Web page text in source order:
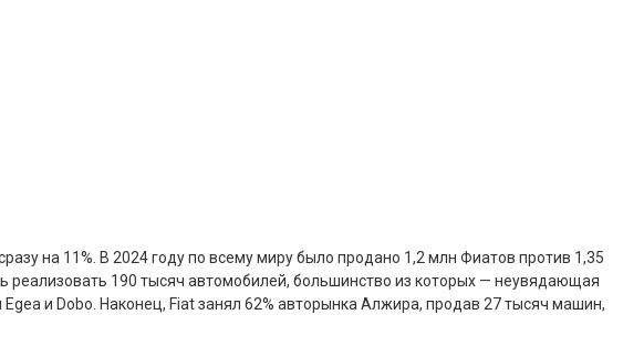
на 11%. В 2024 году по всему миру было продано 1,2 млн Фиатов против 1,35
реализовать 190 тысяч автомобилей, большинство из которых — неувядающая
и Dobo. Наконец, Fiat занял 62% авторынка Алжира, продав 27 тысяч машин,